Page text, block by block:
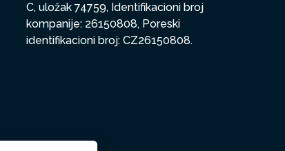
C, uložak 74759, Identifikacioni broj
kompanije: 26150808, Poreski
identifikacioni broj: CZ26150808.